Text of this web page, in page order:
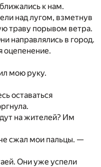
к нам.
над лугом, взметнув
траву порывом ветра.
направлялись в город.
оцепенение.
мою руку.
оставаться
на жителей? Им
сжал мои пальцы. —
Они уже успели